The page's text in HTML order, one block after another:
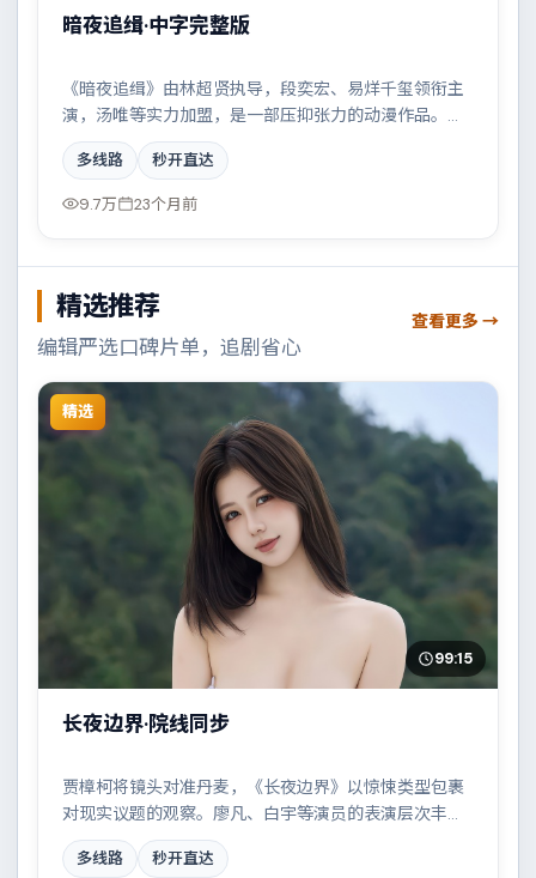
暗夜追缉·中字完整版
《暗夜追缉》由林超贤执导，段奕宏、易烊千玺领衔主
演，汤唯等实力加盟，是一部压抑张力的动漫作品。故
事主要发生在德国，两条时间线交错推进，真相直至最
后一刻揭晓。影片在视听语言与叙事节奏上均有突破，
适合喜欢深度叙事的观众。
多线路 秒开直达
9.7万 23个月前
精选推荐
编辑严选口碑片单，追剧省心
查看更多 →
精选
99:15
长夜边界·院线同步
贾樟柯将镜头对准丹麦，《长夜边界》以惊悚类型包裹
对现实议题的观察。廖凡、白宇等演员的表演层次丰
富，雨夜、旧楼与一封未寄出的信构成叙事起点。全片
在类型元素与人文关怀之间取得平衡。
多线路 秒开直达